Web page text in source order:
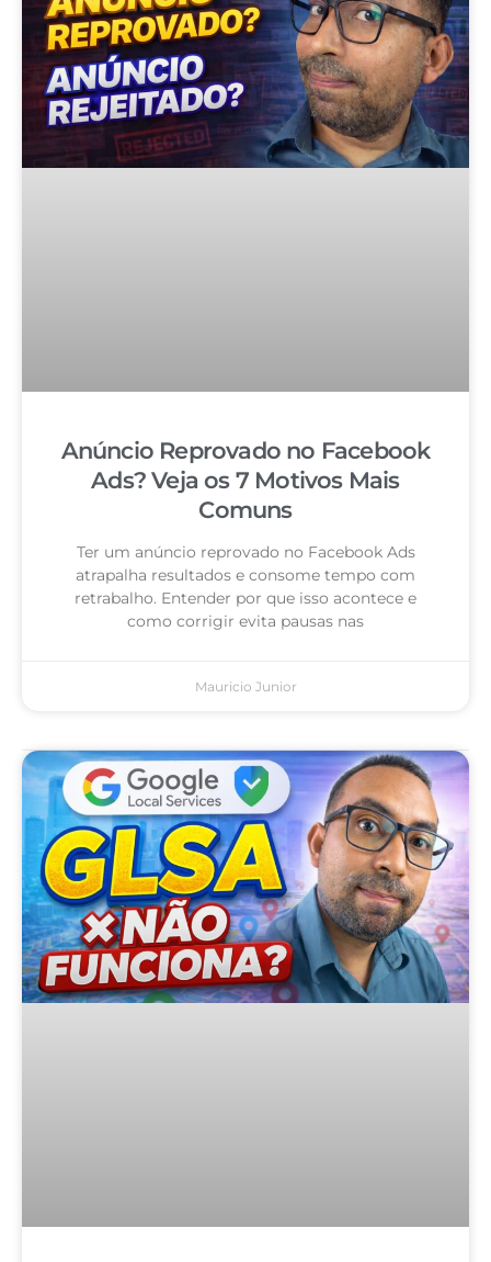
Anúncio Reprovado no Facebook
Ads? Veja os 7 Motivos Mais
Comuns
Ter um anúncio reprovado no Facebook Ads
atrapalha resultados e consome tempo com
retrabalho. Entender por que isso acontece e
como corrigir evita pausas nas
Mauricio Junior